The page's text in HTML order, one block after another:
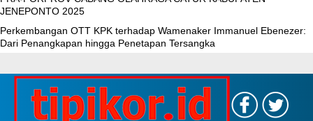
JENEPONTO 2025
Perkembangan OTT KPK terhadap Wamenaker Immanuel Ebenezer:
Dari Penangkapan hingga Penetapan Tersangka